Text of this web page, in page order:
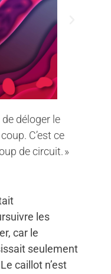
déloger le
C’est ce
de circuit. »
les
car le
seulement
caillot n’est